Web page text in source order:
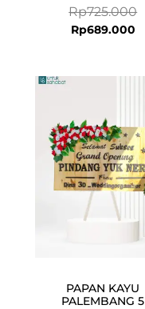
Rp725.000
Rp689.000
PAPAN KAYU
PALEMBANG 5